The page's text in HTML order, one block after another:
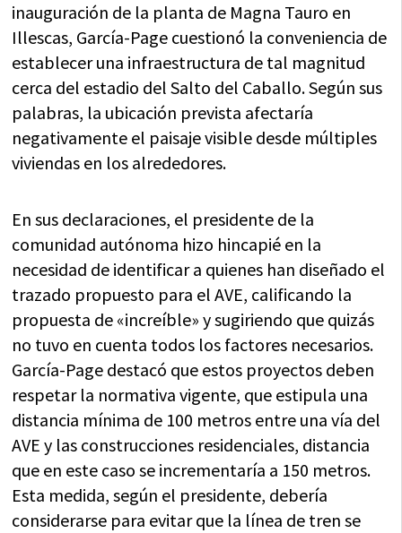
inauguración de la planta de Magna Tauro en
Illescas, García-Page cuestionó la conveniencia de
establecer una infraestructura de tal magnitud
cerca del estadio del Salto del Caballo. Según sus
palabras, la ubicación prevista afectaría
negativamente el paisaje visible desde múltiples
viviendas en los alrededores.
En sus declaraciones, el presidente de la
comunidad autónoma hizo hincapié en la
necesidad de identificar a quienes han diseñado el
trazado propuesto para el AVE, calificando la
propuesta de «increíble» y sugiriendo que quizás
no tuvo en cuenta todos los factores necesarios.
García-Page destacó que estos proyectos deben
respetar la normativa vigente, que estipula una
distancia mínima de 100 metros entre una vía del
AVE y las construcciones residenciales, distancia
que en este caso se incrementaría a 150 metros.
Esta medida, según el presidente, debería
considerarse para evitar que la línea de tren se